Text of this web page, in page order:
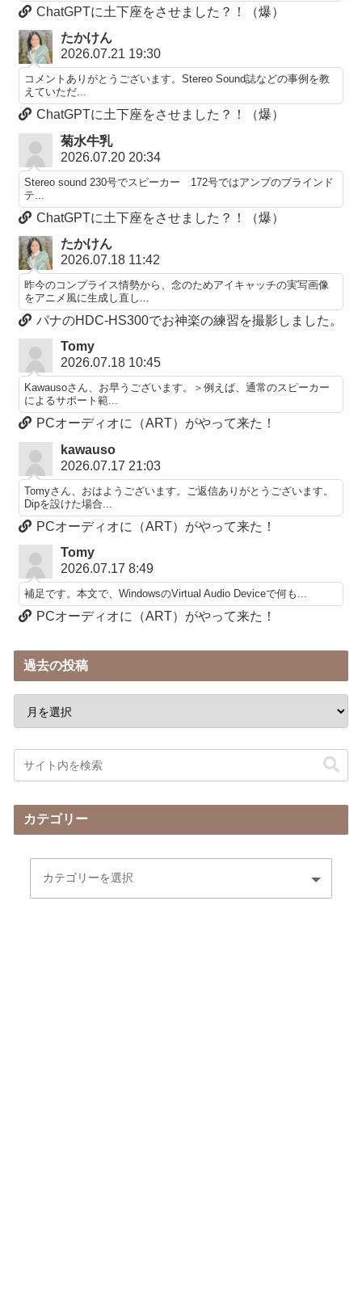
ChatGPTに土下座をさせました？！（爆）
たかけん
2026.07.21 19:30
コメントありがとうございます。Stereo Sound誌などの事例を教
えていただ...
ChatGPTに土下座をさせました？！（爆）
菊水牛乳
2026.07.20 20:34
Stereo sound 230号でスピーカー 172号ではアンプのブラインド
テ...
ChatGPTに土下座をさせました？！（爆）
たかけん
2026.07.18 11:42
昨今のコンプライス情勢から、念のためアイキャッチの実写画像
をアニメ風に生成し直し...
パナのHDC-HS300でお神楽の練習を撮影しました。
Tomy
2026.07.18 10:45
Kawausoさん、お早うございます。＞例えば、通常のスピーカー
によるサポート範...
PCオーディオに（ART）がやって来た！
kawauso
2026.07.17 21:03
Tomyさん、おはようございます。ご返信ありがとうございます。
Dipを設けた場合...
PCオーディオに（ART）がやって来た！
Tomy
2026.07.17 8:49
補足です。本文で、WindowsのVirtual Audio Deviceで何も...
PCオーディオに（ART）がやって来た！
過去の投稿
カテゴリー